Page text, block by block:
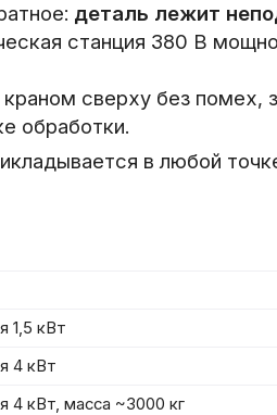
деталь лежит
станция 380 В
сверху без помех,
обработки.
в любой
1,5 кВт
4 кВт
4 кВт, масса ~3000 кг